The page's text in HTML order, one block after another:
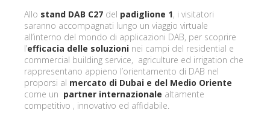
Allo stand DAB C27 del padiglione 1, i visitatori
saranno accompagnati lungo un viaggio virtuale
all’interno del mondo di applicazioni DAB, per scoprire
l’efficacia delle soluzioni nei campi del residential e
commercial building service, agriculture ed irrigation che
rappresentano appieno l’orientamento di DAB nel
proporsi al mercato di Dubai e del Medio Oriente
come un partner internazionale altamente
competitivo , innovativo ed affidabile.